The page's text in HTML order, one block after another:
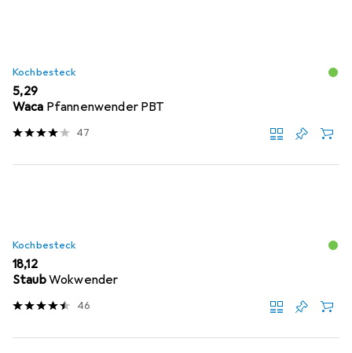
Kochbesteck
EUR
5,29
Waca Pfannenwender PBT
47
Kochbesteck
EUR
18,12
StaubWokwender
46